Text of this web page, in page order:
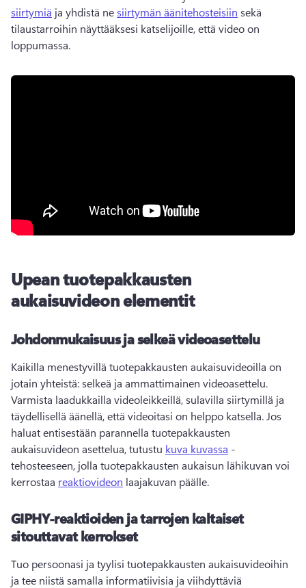
siirtymiä ja yhdistä ne siirtymän äänitehosteisiin sekä
tilaustarroihin näyttääksesi katselijoille, että video on
loppumassa.
Upean tuotepakkausten
aukaisuvideon elementit
Johdonmukaisuus ja selkeä videoasettelu
Kaikilla menestyvillä tuotepakkausten aukaisuvideoilla on
Varmista laadukkailla videoleikkeillä, sulavilla siirtymillä ja
täydellisellä äänellä, että videoitasi on helppo katsella. Jos
haluat entisestään parannella tuotepakkausten
aukaisuvideon asettelua, tutustu kuva kuvassa -
tehosteeseen, jolla tuotepakkausten aukaisun lähikuvan voi
kerrostaa reaktiovideon laajakuvan päälle.
GIPHY-reaktioiden ja tarrojen kaltaiset
sitouttavat kerrokset
Tuo persoonasi ja tyylisi tuotepakkausten aukaisuvideoihin
ja tee niistä samalla informatiivisia ja viihdyttäviä